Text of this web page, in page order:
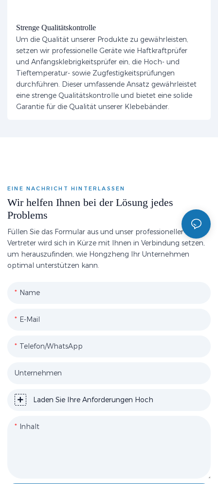
Strenge Qualitätskontrolle
Um die Qualität unserer Produkte zu gewährleisten,
setzen wir professionelle Geräte wie Haftkraftprüfer
und Anfangsklebrigkeitsprüfer ein, die Hoch- und
Tieftemperatur- sowie Zugfestigkeitsprüfungen
durchführen. Dieser umfassende Ansatz gewährleistet
eine strenge Qualitätskontrolle und bietet eine solide
Garantie für die Qualität unserer Klebebänder.
EINE NACHRICHT HINTERLASSEN
Wir helfen Ihnen bei der Lösung jedes
Problems
Füllen Sie das Formular aus und unser professioneller
Vertreter wird sich in Kürze mit Ihnen in Verbindung setzen,
um herauszufinden, wie Hongzheng Ihr Unternehmen
optimal unterstützen kann.
Name
E-Mail
Telefon/WhatsApp
Unternehmen
Laden Sie Ihre Anforderungen Hoch
Inhalt